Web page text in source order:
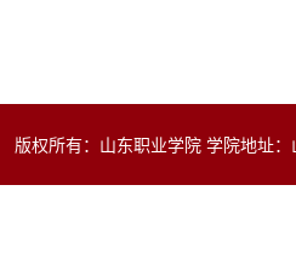
版权所有：山东职业学院 学院地址：